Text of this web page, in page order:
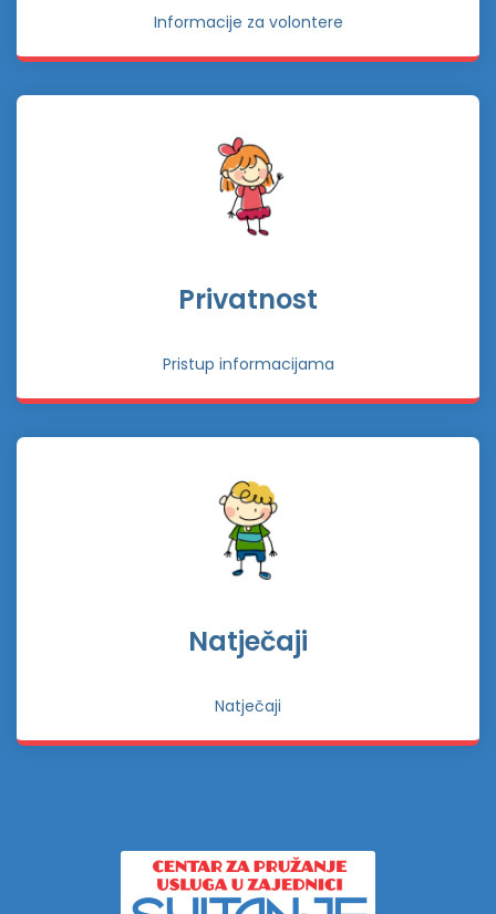
Informacije za volontere
Privatnost
Pristup informacijama
Natječaji
Natječaji